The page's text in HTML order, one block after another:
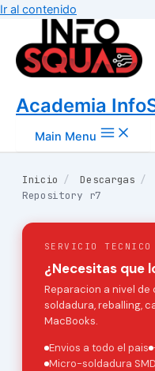
Ir al contenido
Academia
Main Menu
Inicio / Descargas /
Repository r7
SERVICIO
¿Necesitas que
Reparacion a nivel
soldadura, reballing,
MacBooks.
Envios a todo el pais
Micro-soldadura SMD